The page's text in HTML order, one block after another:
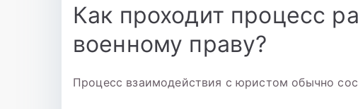
Как проходит процесс
военному праву?
Процесс взаимодействия с юристом обычно